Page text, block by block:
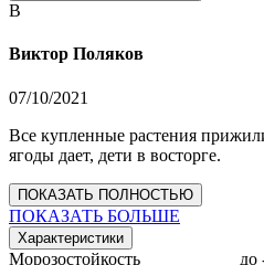
В
Виктор Поляков
07/10/2021
Все купленные растения
ягоды дает, дети в восторге.
ПОКАЗАТЬ ПОЛНОСТЬЮ
ПОКАЗАТЬ БОЛЬШЕ
Характеристики
Морозостойкость до